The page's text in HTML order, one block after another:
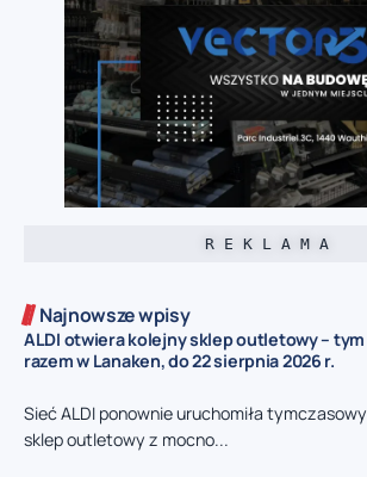
R E K L A M A
Najnowsze wpisy
ALDI otwiera kolejny sklep outletowy – tym
razem w Lanaken, do 22 sierpnia 2026 r.
Sieć ALDI ponownie uruchomiła tymczasowy
sklep outletowy z mocno...